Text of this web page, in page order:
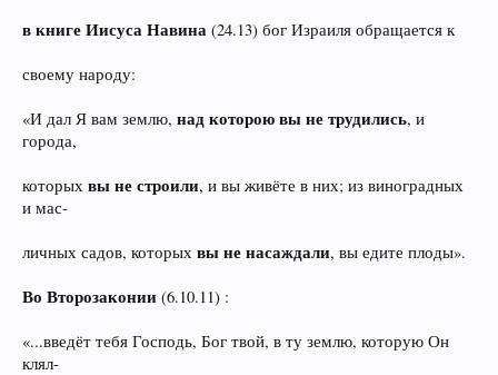
в книге Иисуса Навина (24.13) бог Израиля обращается к
своему народу:
«И дал Я вам землю, над которою вы не трудились, и
города,
которых вы не строили, и вы живёте в них; из виноградных
и мас-
личных садов, которых вы не насаждали, вы едите плоды».
Во Второзаконии (6.10.11) :
«...введёт тебя Господь, Бог твой, в ту землю, которую Он
клял-